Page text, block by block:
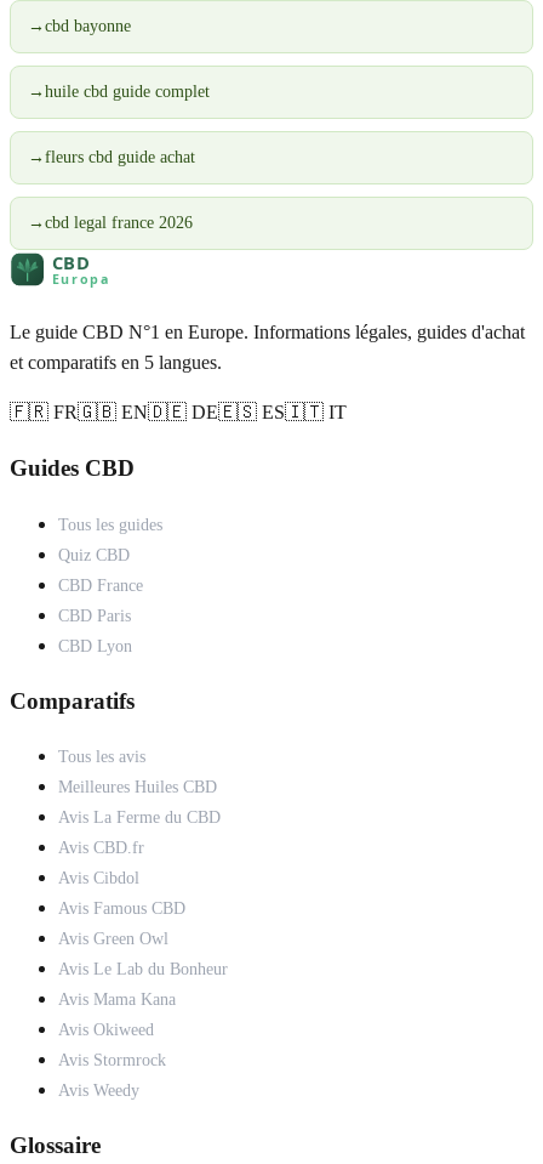
→ cbd bayonne
→ huile cbd guide complet
→ fleurs cbd guide achat
→ cbd legal france 2026
Le guide CBD N°1 en Europe. Informations légales, guides d'achat
et comparatifs en 5 langues.
🇫🇷 FR🇬🇧 EN🇩🇪 DE🇪🇸 ES🇮🇹 IT
Guides CBD
Tous les guides
Quiz CBD
CBD France
CBD Paris
CBD Lyon
Comparatifs
Tous les avis
Meilleures Huiles CBD
Avis La Ferme du CBD
Avis CBD.fr
Avis Cibdol
Avis Famous CBD
Avis Green Owl
Avis Le Lab du Bonheur
Avis Mama Kana
Avis Okiweed
Avis Stormrock
Avis Weedy
Glossaire